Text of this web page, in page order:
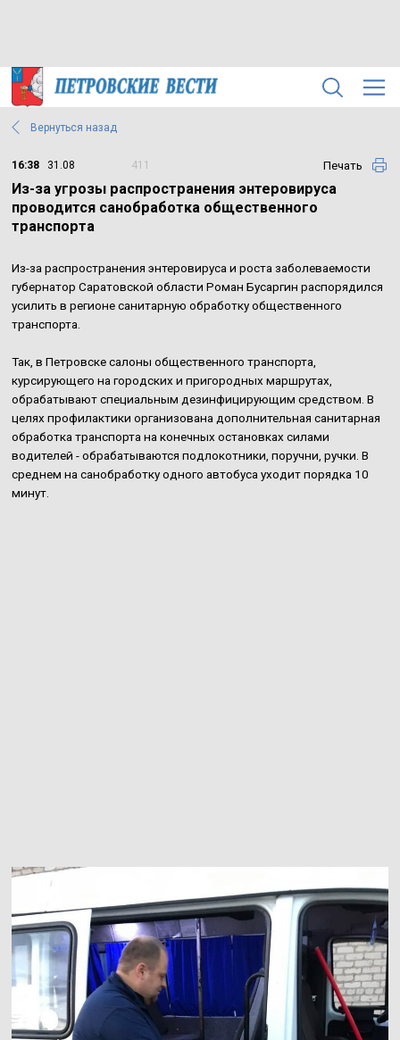
Вернуться назад
16:38 31.08 411 Печать
Из-за угрозы распространения энтеровируса
проводится санобработка общественного
транспорта
Из-за распространения энтеровируса и роста заболеваемости
губернатор Саратовской области Роман Бусаргин распорядился
усилить в регионе санитарную обработку общественного
транспорта.
Так, в Петровске салоны общественного транспорта,
курсирующего на городских и пригородных маршрутах,
обрабатывают специальным дезинфицирующим средством. В
целях профилактики организована дополнительная санитарная
обработка транспорта на конечных остановках силами
водителей - обрабатываются подлокотники, поручни, ручки. В
среднем на санобработку одного автобуса уходит порядка 10
минут.